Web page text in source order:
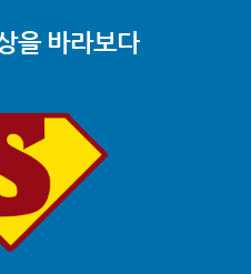
을 바라보다